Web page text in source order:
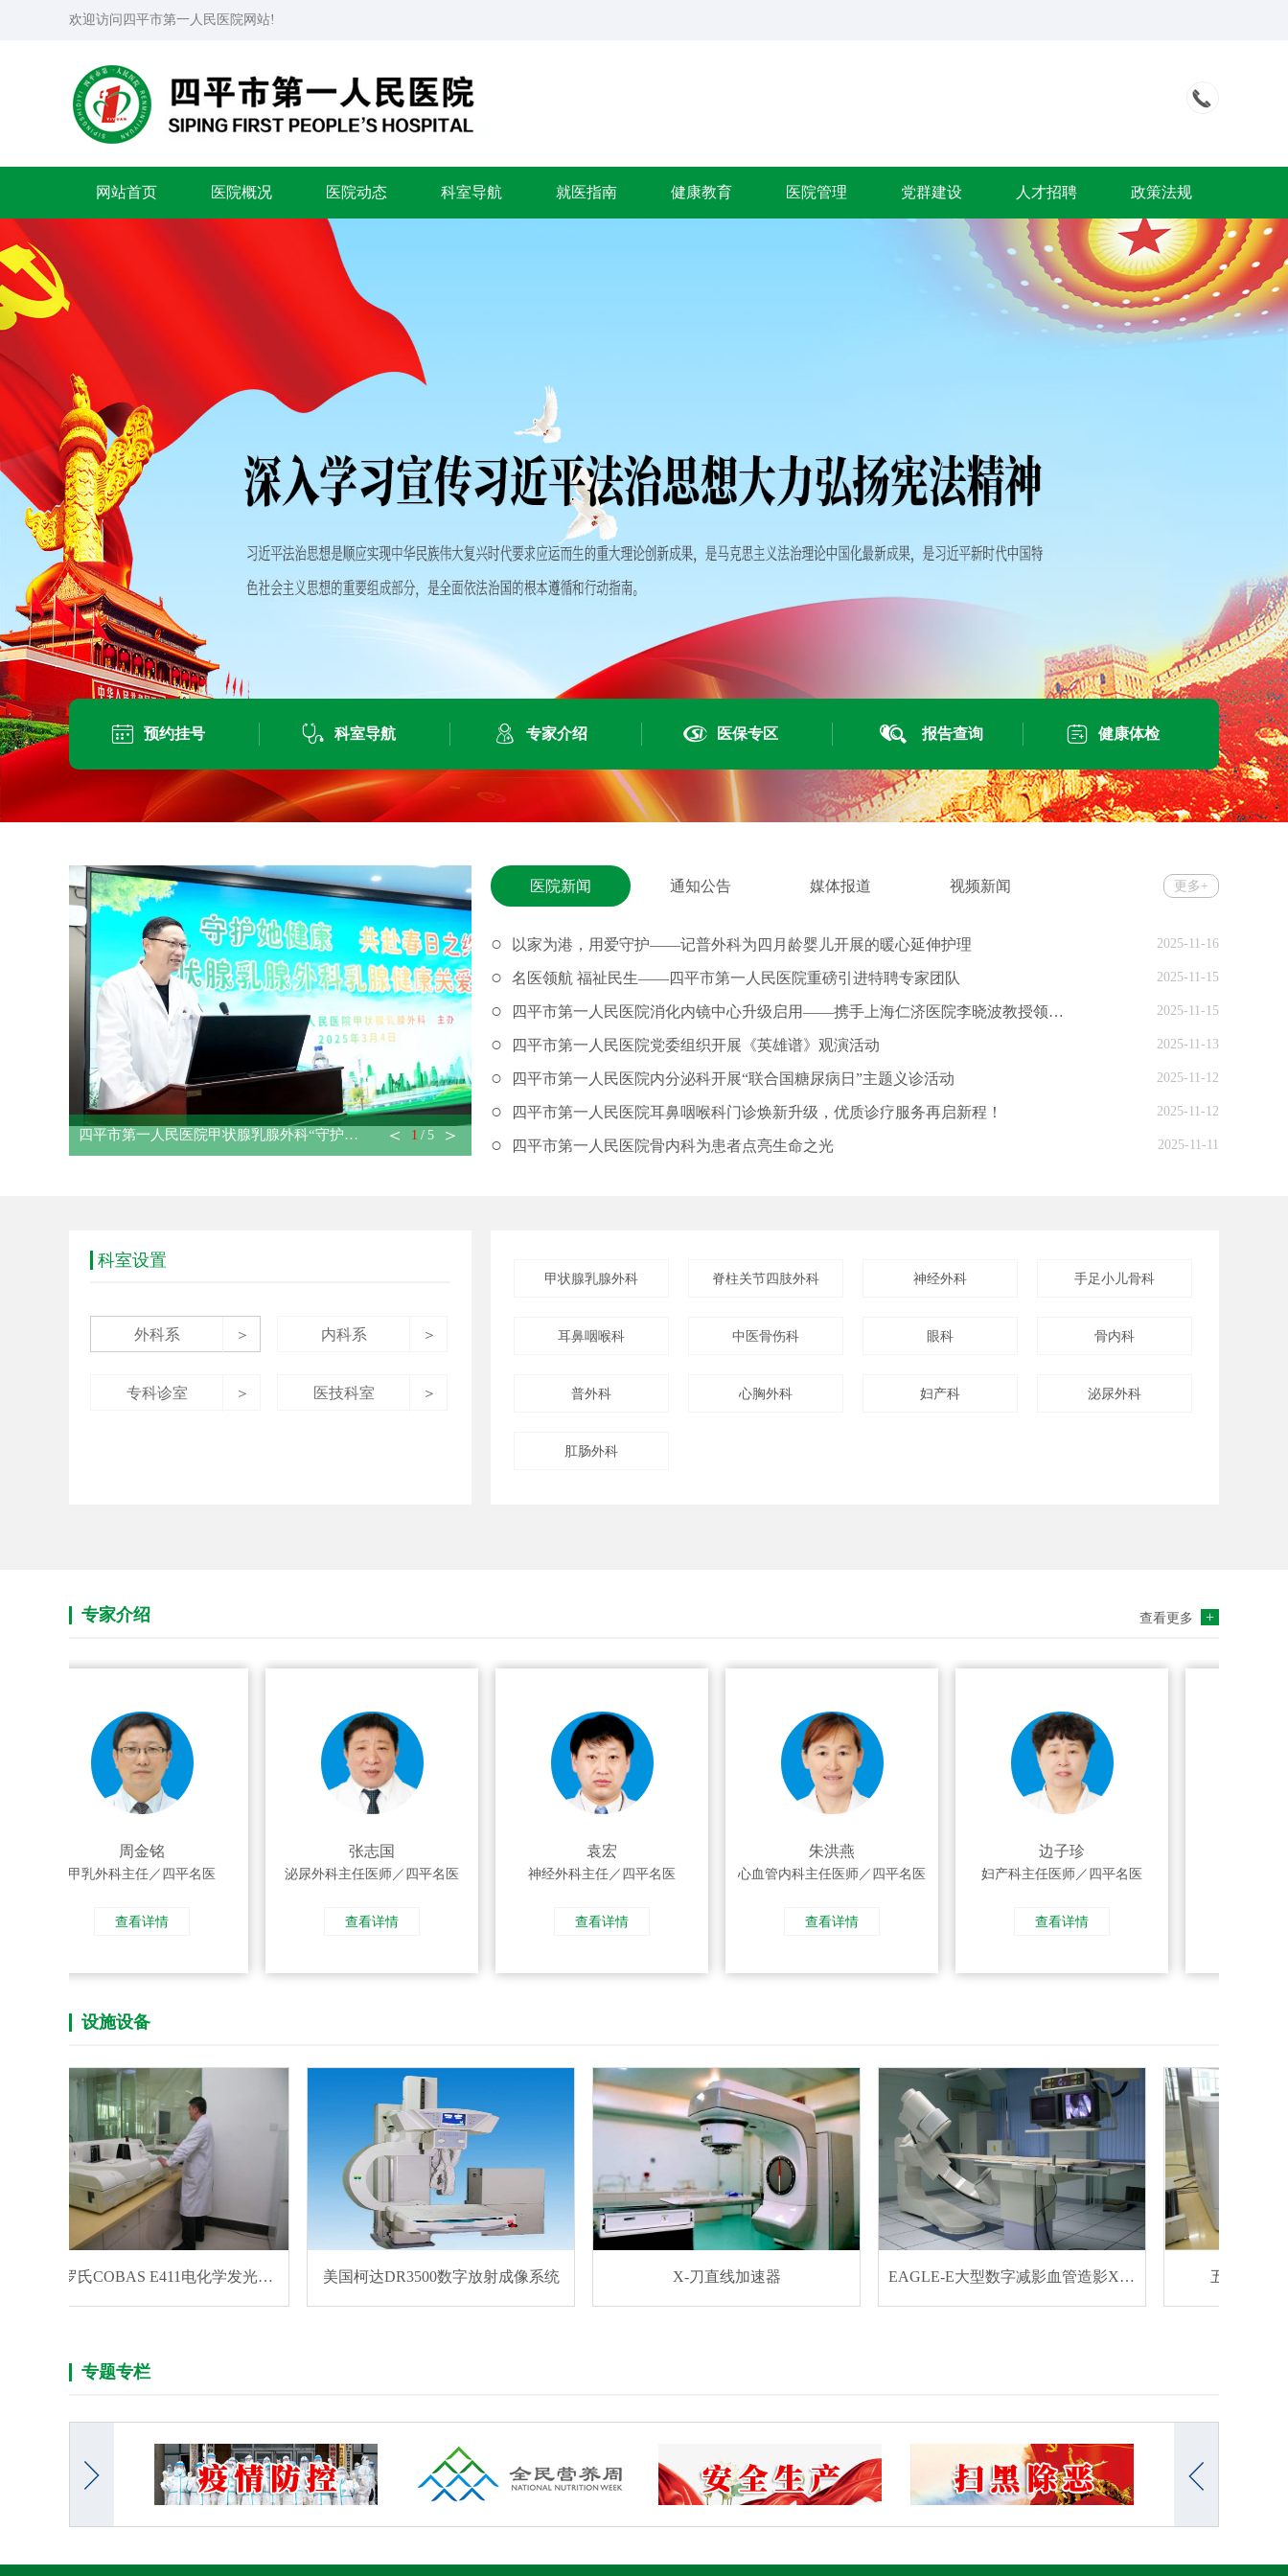
欢迎访问四平市第一人民医院网站!

3539444
网站首页 医院概况 医院动态 科室导航 就医指南 健康教育 医院管理 党群建设 人才招聘 政策法规
 预约挂号  科室导航  专家介绍  医保专区  报告查询  健康体检
吉林省中西医结合学会肛肠盆底适宜技术推广项目——四平站暨四平市肛肠盆底疾病诊疗研讨会成功举办 2 /5
＜ ＞
更多+
医院新闻 通知公告 媒体报道 视频新闻
○ 以家为港，用爱守护——记普外科为四月龄婴儿开展的暖心延伸护理 2025-11-16
○ 名医领航 福祉民生——四平市第一人民医院重磅引进特聘专家团队 2025-11-15
○ 四平市第一人民医院消化内镜中心升级启用——携手上海仁济医院李晓波教授领航诊疗新高度 2025-11-15
○ 四平市第一人民医院党委组织开展《英雄谱》观演活动 2025-11-13
○ 四平市第一人民医院内分泌科开展“联合国糖尿病日”主题义诊活动 2025-11-12
○ 四平市第一人民医院耳鼻咽喉科门诊焕新升级，优质诊疗服务再启新程！ 2025-11-12
○ 四平市第一人民医院骨内科为患者点亮生命之光 2025-11-11
科室设置
外科系 ＞ 内科系 ＞
专科诊室 ＞ 医技科室 ＞
甲状腺乳腺外科 脊柱关节四肢外科 神经外科 手足小儿骨科
耳鼻咽喉科 中医骨伤科 眼科 骨内科
普外科 心胸外科 妇产科 泌尿外科
肛肠外科
专家介绍 查看更多 +
周金铭
甲乳外科主任／四平名医
查看详情
张志国
泌尿外科主任医师／四平名医
查看详情
袁宏
神经外科主任／四平名医
查看详情
朱洪燕
心血管内科主任医师／四平名医
查看详情
边子珍
妇产科主任医师／四平名医
查看详情
设施设备
德国罗氏COBAS E411电化学发光分析仪 美国柯达DR3500数字放射成像系统 X-刀直线加速器 EAGLE-E大型数字减影血管造影X光机 五分类血液分
专题专栏